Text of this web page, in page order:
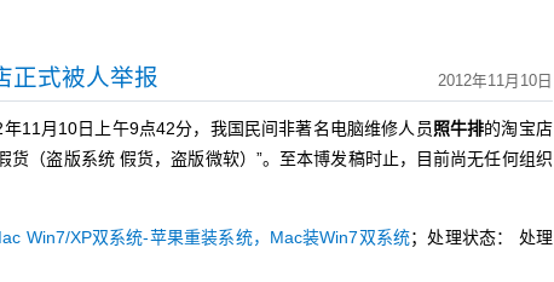
2012年11月10日
正式被人举报
月10日上午9点42分，我国民间非著名电脑维修人员照牛排的淘宝店
货（盗版系统 假货，盗版微软）”。至本博发稿时止，目前尚无任何组织
Win7/XP双系统-苹果重装系统，Mac装Win7双系统；处理状态： 处理